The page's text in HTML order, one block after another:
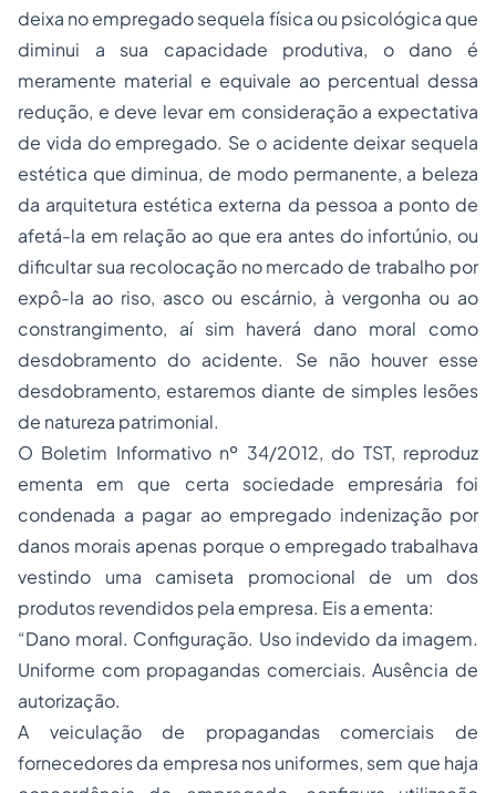
deixa no empregado sequela física ou psicológica que
diminui a sua capacidade produtiva, o dano é
meramente material e equivale ao percentual dessa
redução, e deve levar em consideração a expectativa
de vida do empregado. Se o acidente deixar sequela
estética que diminua, de modo permanente, a beleza
da arquitetura estética externa da pessoa a ponto de
afetá-la em relação ao que era antes do infortúnio, ou
dificultar sua recolocação no mercado de trabalho por
expô-la ao riso, asco ou escárnio, à vergonha ou ao
constrangimento, aí sim haverá dano moral como
desdobramento do acidente. Se não houver esse
desdobramento, estaremos diante de simples lesões
de natureza patrimonial.
O Boletim Informativo nº 34/2012, do TST, reproduz
ementa em que certa sociedade empresária foi
condenada a pagar ao empregado indenização por
danos morais apenas porque o empregado trabalhava
vestindo uma camiseta promocional de um dos
produtos revendidos pela empresa. Eis a ementa:
“Dano moral. Configuração. Uso indevido da imagem.
Uniforme com propagandas comerciais. Ausência de
autorização.
A veiculação de propagandas comerciais de
fornecedores da empresa nos uniformes, sem que haja